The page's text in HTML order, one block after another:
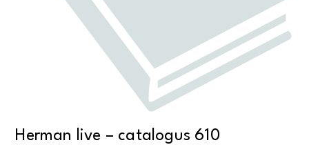
Herman live – catalogus 610